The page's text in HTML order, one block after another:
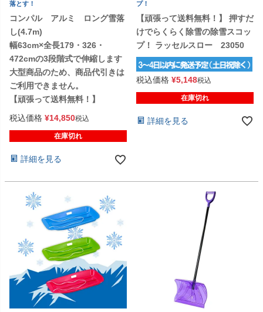
落とす！
コンパル アルミ ロング雪落
し(4.7m)
幅63cm×全長179・326・
472cmの3段階式で伸縮します
大型商品のため、商品代引きは
ご利用できません。
【頑張って送料無料！】
税込価格 ¥14,850税込
在庫切れ
詳細を見る
プ！
【頑張って送料無料！】 押すだ
けでらくらく除雪の除雪スコッ
プ！ ラッセルスロー 23050
税込価格 ¥5,148税込
在庫切れ
詳細を見る